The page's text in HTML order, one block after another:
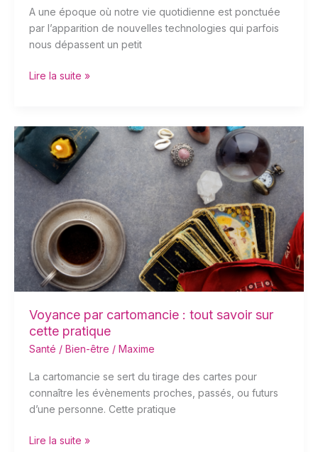
A une époque où notre vie quotidienne est ponctuée
par l’apparition de nouvelles technologies qui parfois
nous dépassent un petit
Lire la suite »
Voyance par cartomancie : tout savoir sur
cette pratique
Santé / Bien-être / Maxime
La cartomancie se sert du tirage des cartes pour
connaître les évènements proches, passés, ou futurs
d’une personne. Cette pratique
Voyance
cartomancie
tout
savoir
sur
cette
pratique
Lire la suite »